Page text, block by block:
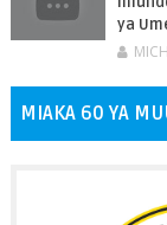
ya
MIAKA 60 YA